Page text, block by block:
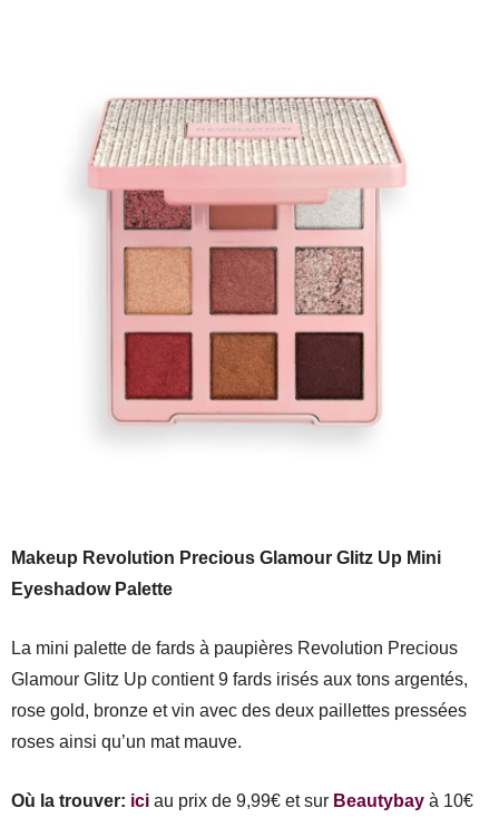
Makeup Revolution Precious Glamour Glitz Up Mini
Eyeshadow Palette
La mini palette de fards à paupières Revolution Precious
Glamour Glitz Up contient 9 fards irisés aux tons argentés,
rose gold, bronze et vin avec des deux paillettes pressées
roses ainsi qu’un mat mauve.
Où la trouver: ici au prix de 9,99€ et sur Beautybay à 10€